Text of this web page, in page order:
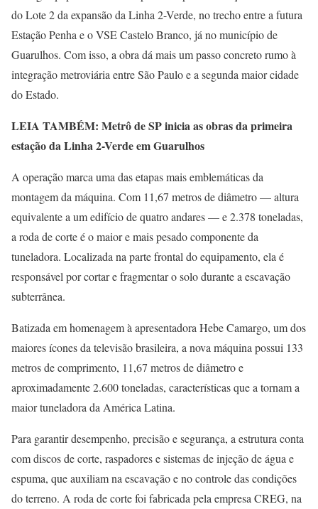
do Lote 2 da expansão da Linha 2-Verde, no trecho entre a futura
Estação Penha e o VSE Castelo Branco, já no município de
Guarulhos. Com isso, a obra dá mais um passo concreto rumo à
integração metroviária entre São Paulo e a segunda maior cidade
do Estado.
LEIA TAMBÉM: Metrô de SP inicia as obras da primeira
estação da Linha 2-Verde em Guarulhos
A operação marca uma das etapas mais emblemáticas da
montagem da máquina. Com 11,67 metros de diâmetro — altura
equivalente a um edifício de quatro andares — e 2.378 toneladas,
a roda de corte é o maior e mais pesado componente da
tuneladora. Localizada na parte frontal do equipamento, ela é
responsável por cortar e fragmentar o solo durante a escavação
subterrânea.
Batizada em homenagem à apresentadora Hebe Camargo, um dos
maiores ícones da televisão brasileira, a nova máquina possui 133
metros de comprimento, 11,67 metros de diâmetro e
aproximadamente 2.600 toneladas, características que a tornam a
maior tuneladora da América Latina.
Para garantir desempenho, precisão e segurança, a estrutura conta
com discos de corte, raspadores e sistemas de injeção de água e
espuma, que auxiliam na escavação e no controle das condições
do terreno. A roda de corte foi fabricada pela empresa CREG, na